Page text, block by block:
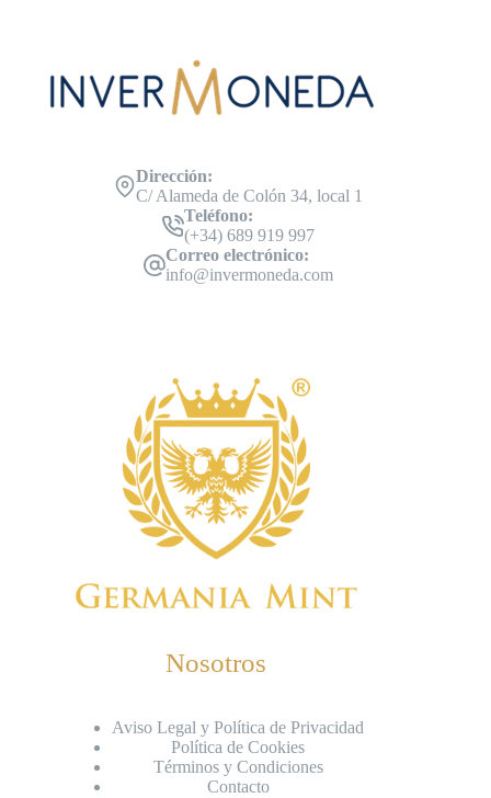
Dirección:
C/ Alameda de Colón 34, local 1
Teléfono:
(+34) 689 919 997
Correo electrónico:
info@invermoneda.com
Nosotros
Aviso Legal y Política de Privacidad
Política de Cookies
Términos y Condiciones
Contacto